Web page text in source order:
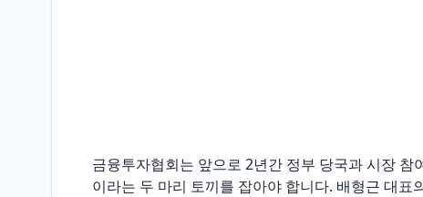
금융투자협회는 앞으로 2년간 정부 당국과 시장
이라는 두 마리 토끼를 잡아야 합니다. 배형근 대